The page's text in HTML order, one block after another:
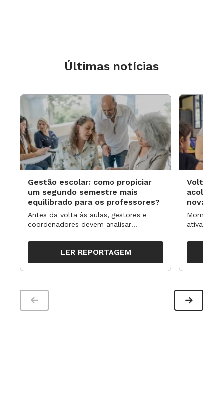
Últimas notícias
Gestão escolar: como propiciar
um segundo semestre mais
equilibrado para os professores?
Antes da volta às aulas, gestores e
coordenadores devem analisar
organizar ações para orientar o
trabalho pedagógico ao longo do
período
LER REPORTAGEM
Volta às
novas
ativa
propostas